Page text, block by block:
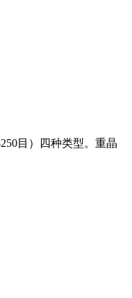
目）四种类型。重晶